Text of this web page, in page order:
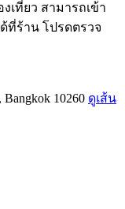
เที่ยว สามารถเข้า
ร้าน โปรดตรวจ
Bangkok 10260 ดูเส้น